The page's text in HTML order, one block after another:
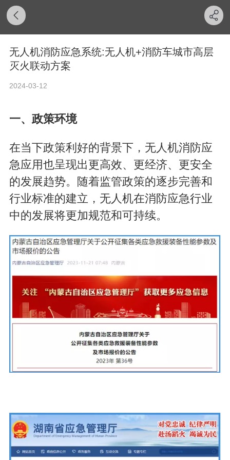
无人机消防应急系统:无人机+消防车城市高层
灭火联动方案
2024-03-12
一、政策环境
在当下政策利好的背景下，无人机消防应
急应用也呈现出更高效、更经济、更安全
的发展趋势。随着监管政策的逐步完善和
行业标准的建立，无人机在消防应急行业
中的发展将更加规范和可持续。